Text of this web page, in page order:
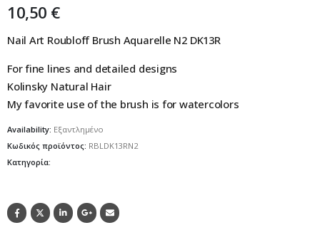
10,50 €
Nail Art Roubloff Brush Aquarelle N2 DK13R
For fine lines and detailed designs
Kolinsky Natural Hair
My favorite use of the brush is for watercolors
Availability: Εξαντλημένο
Κωδικός προϊόντος: RBLDK13RN2
Κατηγορία: